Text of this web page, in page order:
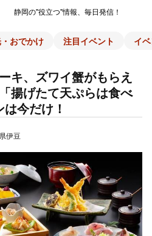
静岡の"役立つ"情報、毎日発信！
おでかけ 注目イベント イ
キ、ズワイ蟹がもらえ
揚げたて天ぷらは食べ
今だけ！
伊豆